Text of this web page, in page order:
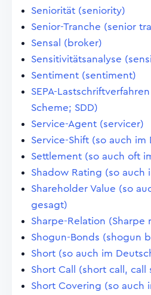
Seniorität (seniority)
Senior-Tranche (senior
Sensal (broker)
Sensitivitätsanalyse
Sentiment (sentiment)
SEPA-
Scheme; SDD)
Service-Agent (servicer)
Service-Shift (so auch
Settlement (so auch oft
Shadow Rating (so auch
Shareholder Value (so
gesagt)
Sharpe-Relation (Sharpe
Shogun-Bonds (shogun
Short (so auch im
Short Call (short call, call
Short Covering (so auch